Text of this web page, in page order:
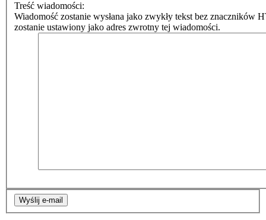
Treść wiadomości:
Wiadomość zostanie wysłana jako zwykły tekst bez znaczników
zostanie ustawiony jako adres zwrotny tej wiadomości.